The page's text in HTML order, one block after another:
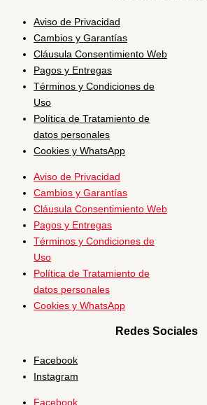
Aviso de Privacidad
Cambios y Garantías
Cláusula Consentimiento Web
Pagos y Entregas
Términos y Condiciones de
Uso
Política de Tratamiento de
datos personales
Cookies y WhatsApp
Aviso de Privacidad
Cambios y Garantías
Cláusula Consentimiento Web
Pagos y Entregas
Términos y Condiciones de
Uso
Política de Tratamiento de
datos personales
Cookies y WhatsApp
Redes Sociales
Facebook
Instagram
Facebook